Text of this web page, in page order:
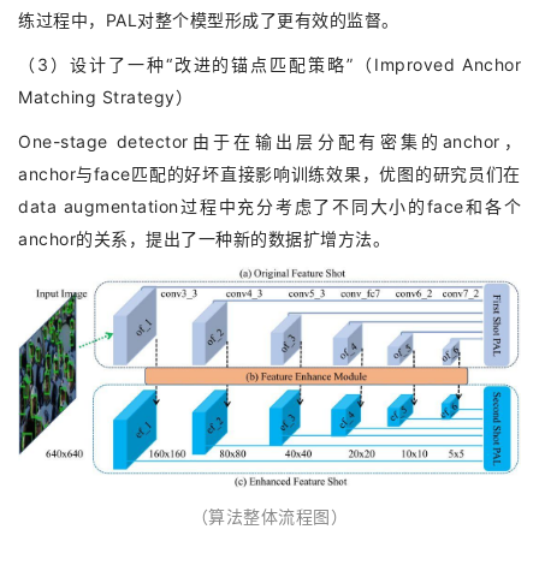
练过程中，PAL对整个模型形成了更有效的监督。
（3）设计了一种“改进的锚点匹配策略”（Improved Anchor
Matching Strategy）
One-stage detector由于在输出层分配有密集的anchor，
anchor与face匹配的好坏直接影响训练效果，优图的研究员们在
data augmentation过程中充分考虑了不同大小的face和各个
anchor的关系，提出了一种新的数据扩增方法。
（算法整体流程图）